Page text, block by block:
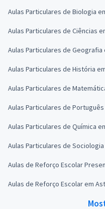
Aulas Particulares de Biologia
Aulas Particulares de Ciências
Aulas Particulares de Geografia
Aulas Particulares de História
Aulas Particulares de
Aulas Particulares de
Aulas Particulares de Química
Aulas Particulares de
Aulas de Reforço Escolar
Aulas de Reforço Escolar em